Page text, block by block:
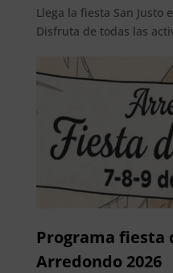
Llega la fiesta San Justo
Disfruta de todas las
Programa fiesta
Arredondo 2026